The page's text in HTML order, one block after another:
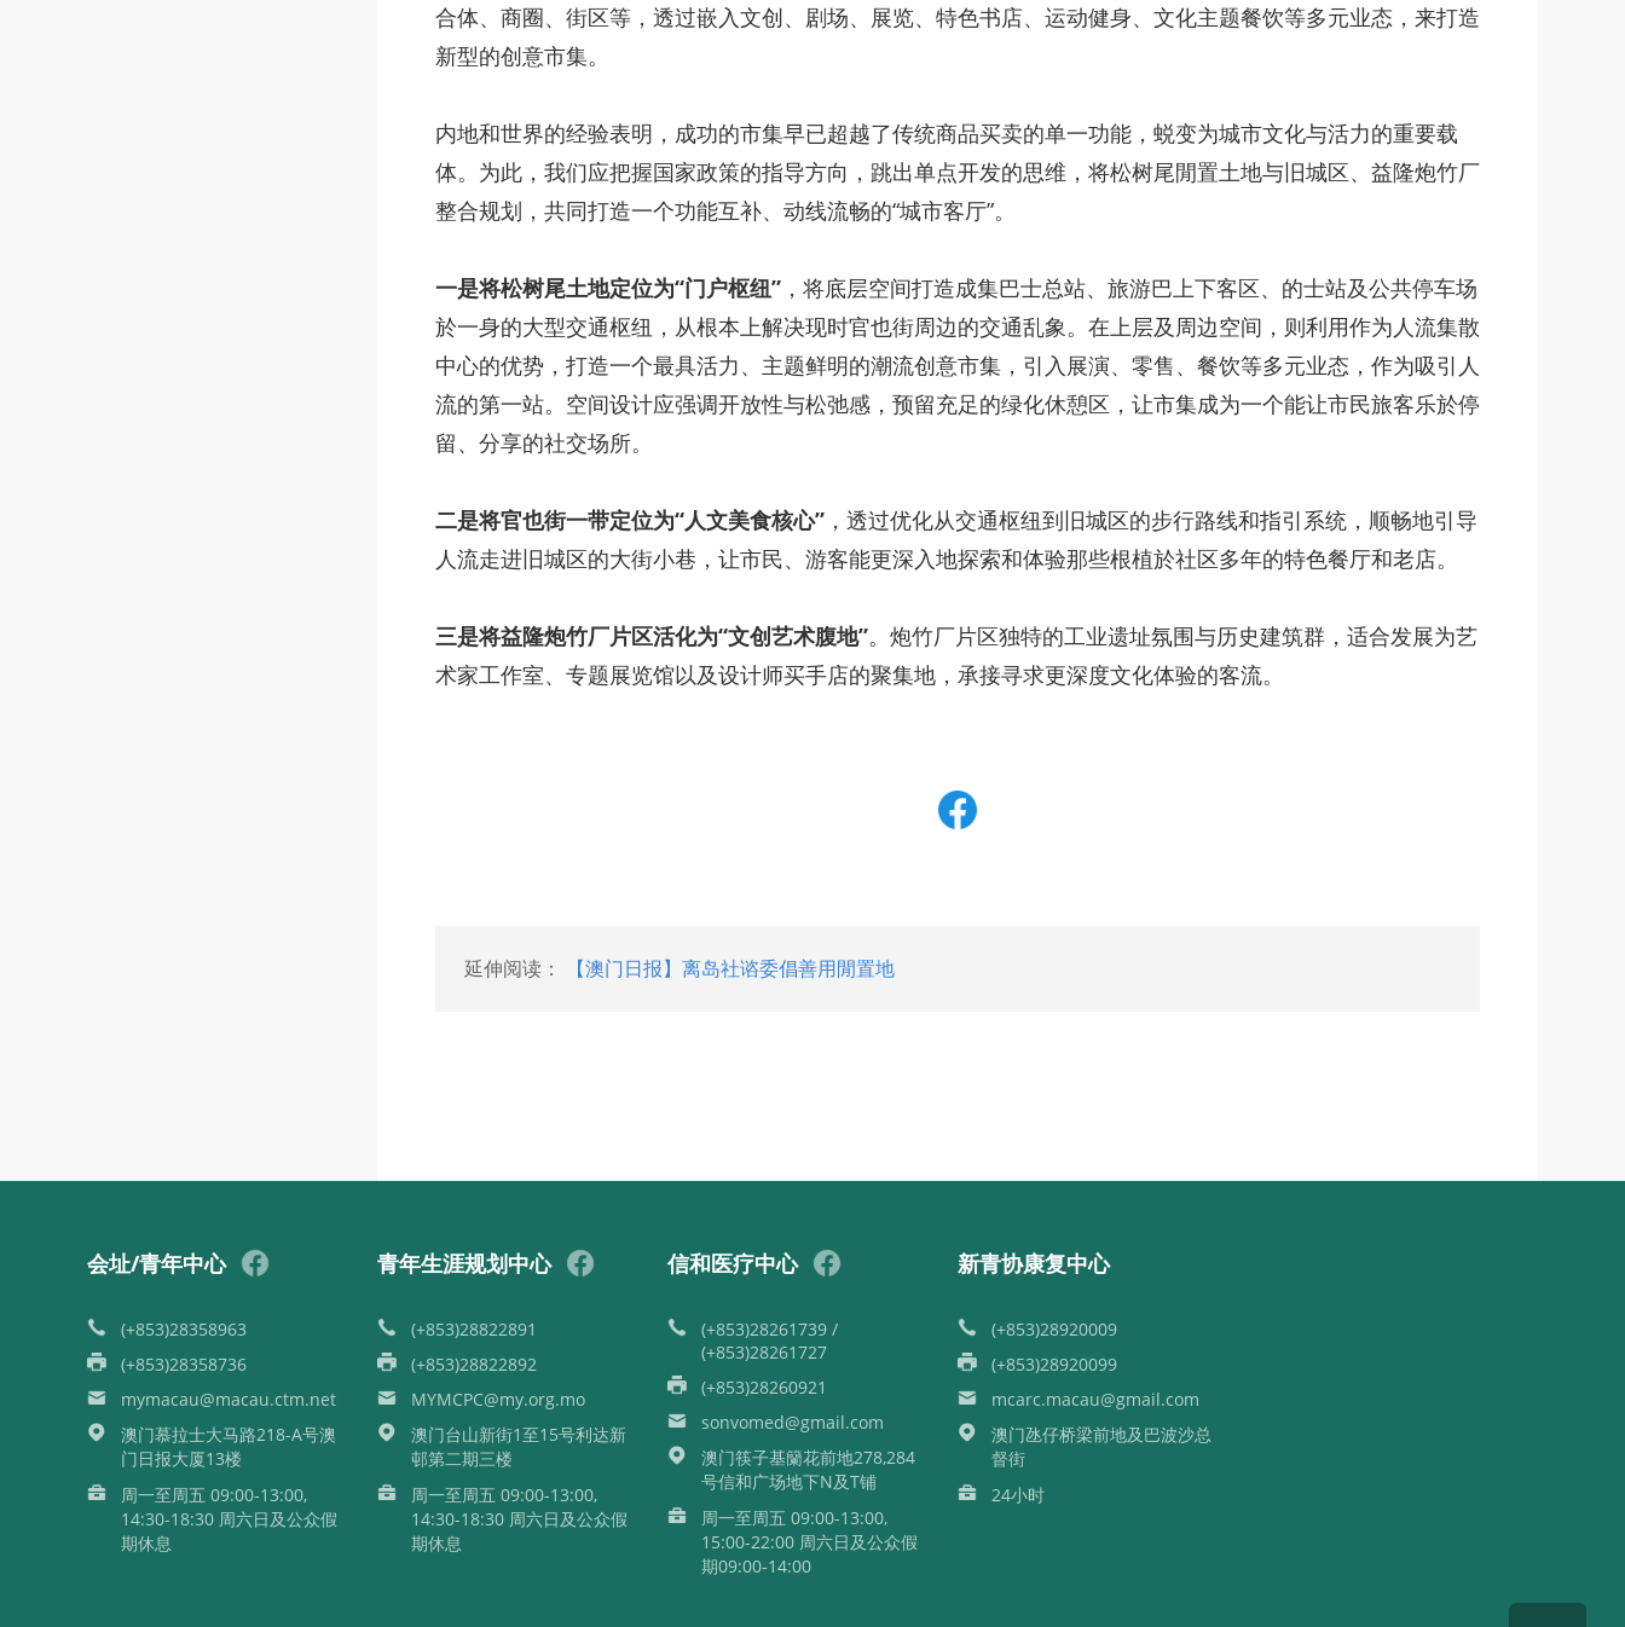
合体、商圈、街区等，透过嵌入文创、剧场、展览、特色书店、运动健身、文化主题餐饮等多元业态，来打造
新型的创意市集。
内地和世界的经验表明，成功的市集早已超越了传统商品买卖的单一功能，蜕变为城市文化与活力的重要载
体。为此，我们应把握国家政策的指导方向，跳出单点开发的思维，将松树尾閒置土地与旧城区、益隆炮竹厂
整合规划，共同打造一个功能互补、动线流畅的“城市客厅”。
一是将松树尾土地定位为“门户枢纽” ，将底层空间打造成集巴士总站、旅游巴上下客区、的士站及公共停车场
於一身的大型交通枢纽，从根本上解决现时官也街周边的交通乱象。在上层及周边空间，则利用作为人流集散
中心的优势，打造一个最具活力、主题鲜明的潮流创意市集，引入展演、零售、餐饮等多元业态，作为吸引人
流的第一站。空间设计应强调开放性与松弛感，预留充足的绿化休憩区，让市集成为一个能让市民旅客乐於停
留、分享的社交场所。
二是将官也街一带定位为“人文美食核心” ，透过优化从交通枢纽到旧城区的步行路线和指引系统，顺畅地引导
人流走进旧城区的大街小巷，让市民、游客能更深入地探索和体验那些根植於社区多年的特色餐厅和老店。
三是将益隆炮竹厂片区活化为“文创艺术腹地”。炮竹厂片区独特的工业遗址氛围与历史建筑群，适合发展为艺
术家工作室、专题展览馆以及设计师买手店的聚集地，承接寻求更深度文化体验的客流。
延伸阅读： 【澳门日报】离岛社谘委倡善用閒置地
会址/青年中心
(+853)28358963
(+853)28358736
mymacau@macau.ctm.net
澳门慕拉士大马路218-A号澳
门日报大厦13楼
周一至周五 09:00-13:00,
14:30-18:30 周六日及公众假
期休息
青年生涯规划中心
(+853)28822891
(+853)28822892
MYMCPC@my.org.mo
澳门台山新街1至15号利达新
邨第二期三楼
周一至周五 09:00-13:00,
14:30-18:30 周六日及公众假
期休息
信和医疗中心
(+853)28261739 /
(+853)28261727
(+853)28260921
sonvomed@gmail.com
澳门筷子基籣花前地278,284
号信和广场地下N及T铺
周一至周五 09:00-13:00,
15:00-22:00 周六日及公众假
期09:00-14:00
新青协康复中心
(+853)28920009
(+853)28920099
mcarc.macau@gmail.com
澳门氹仔桥梁前地及巴波沙总
督街
24小时